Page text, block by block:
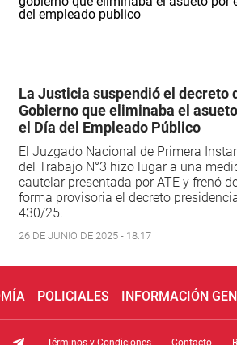
La Justicia suspendió el decreto
Gobierno que eliminaba el
el Día del Empleado Público
El Juzgado Nacional de Primera
del Trabajo N°3 hizo lugar a una
cautelar presentada por ATE y frenó
forma provisoria el decreto
430/25.
26 DE JUNIO DE 2025 - 18:17
POLICIALES INFORMACIÓN
Términos y Condiciones Contacto